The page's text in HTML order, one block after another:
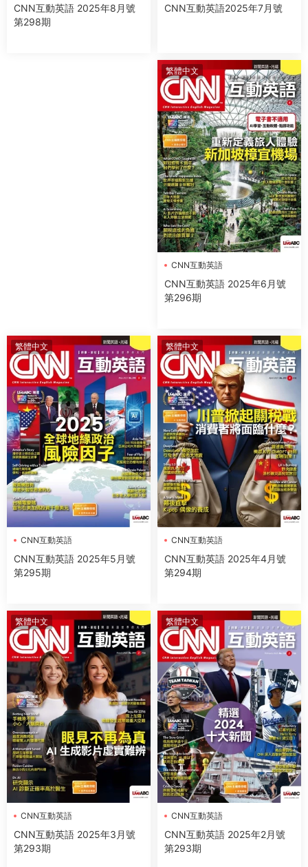
CNN互動英語 2025年8月號
第298期
CNN互動英語2025年7月號
繁體中文
CNN互動英語
CNN互動英語 2025年6月號
第296期
繁體中文
CNN互動英語
CNN互動英語 2025年5月號
第295期
繁體中文
CNN互動英語
CNN互動英語 2025年4月號
第294期
繁體中文
CNN互動英語
CNN互動英語 2025年3月號
第293期
繁體中文
CNN互動英語
CNN互動英語 2025年2月號
第293期